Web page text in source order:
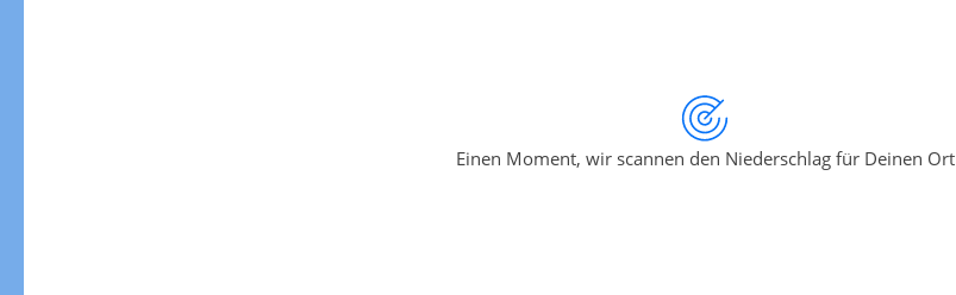
Einen Moment, wir scannen den Niederschlag für Deinen Ort